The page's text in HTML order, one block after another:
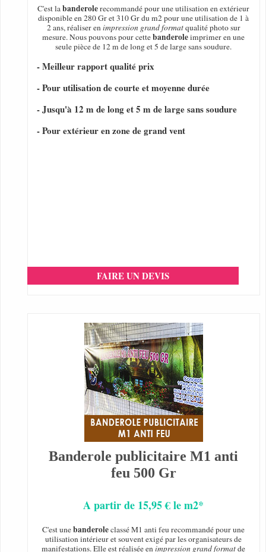
C'est labanderolerecommandé pour une utilisation en extérieur
disponible en 280 Gr et 310 Gr du m2 pour une utilisation de 1 à
2 ans, réaliser enimpression grand formatqualité photo sur
mesure. Nous pouvons pour cettebanderoleimprimer en une
seule pièce de 12 m de long et 5 de large sans soudure.
- Meilleur rapport qualité prix
- Pour utilisation de courte et moyenne durée
- Jusqu'à 12 m de long et 5 m de large sans soudure
- Pour extérieur en zone de grand vent
FAIRE UN DEVIS
Banderole publicitaire M1 anti
feu 500 Gr
A partir de 15,95 € le m2*
C'est unebanderoleclassé M1 anti feu recommandé pour une
utilisation intérieur et souvent exigé par les organisateurs de
manifestations. Elle est réalisée enimpression grand formatde